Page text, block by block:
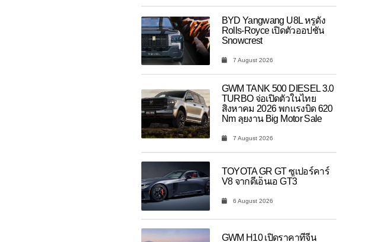
BYD Yangwang U8L หรูดั่ง
Rolls-Royce เปิดตัวออปชัน
Snowcrest
7 August 2026
GWM TANK 500 DIESEL 3.0
TURBO จ่อเปิดตัวในไทย
สิงหาคม 2026 พกแรงบิด 620
Nm ลุยงาน Big Motor Sale
7 August 2026
TOYOTA GR GT ซูเปอร์คาร์
V8 จากดีเอ็นเอ GT3
6 August 2026
GWM H10 เปิดราคาที่จีน